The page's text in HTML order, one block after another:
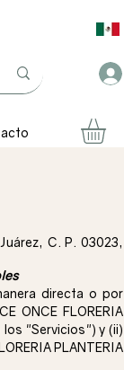
C. P. 03023,
directa o por
ONCE FLORERIA
"Servicios") y (ii)
PLANTERIA